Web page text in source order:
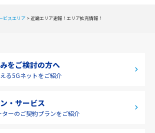
ビスエリア 近畿エリア速報！エリア拡充情報！
をご検討の方へ
る5Gネットをご紹介
・サービス
ターのご契約プランをご紹介